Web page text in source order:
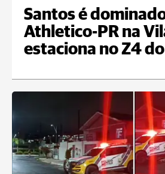
Santos é
Athletico-PR na
estaciona no Z4